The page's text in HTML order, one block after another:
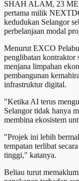
SHAH ALAM, 23 MEI:
pertama milik
kedudukan Selangor
perbelanjaan modal
Menurut EXCO
penglibatan kontraktor
menjana limpahan
pembangunan
infrastruktur digital.
"Ketika AI terus
Selangor tidak hanya
membina ekosistem
"Projek ini lebih
tempatan terlibat
tinggi," katanya.
Beliau turut